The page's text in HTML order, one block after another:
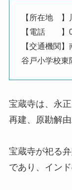
【所在地 】
【電話 】
【交通機関
谷戸小学校東
宝蔵寺は、永
再建、原勘解
宝蔵寺が祀る
であり、イン